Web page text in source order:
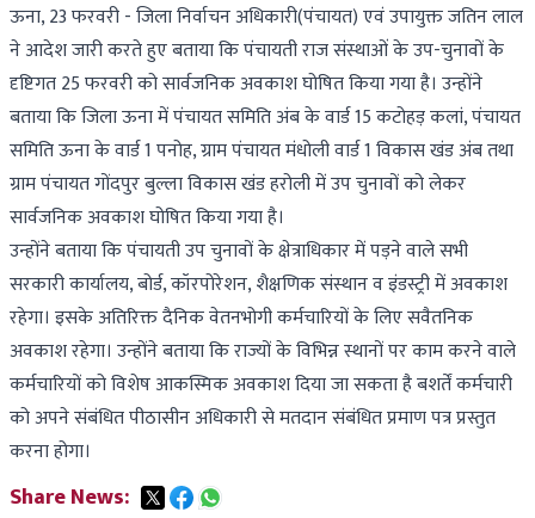
ऊना, 23 फरवरी - जिला निर्वाचन अधिकारी(पंचायत) एवं उपायुक्त जतिन लाल
ने आदेश जारी करते हुए बताया कि पंचायती राज संस्थाओं के उप-चुनावों के
दृष्टिगत 25 फरवरी को सार्वजनिक अवकाश घोषित किया गया है। उन्होंने
बताया कि जिला ऊना में पंचायत समिति अंब के वार्ड 15 कटोहड़ कलां, पंचायत
समिति ऊना के वार्ड 1 पनोह, ग्राम पंचायत मंधोली वार्ड 1 विकास खंड अंब तथा
ग्राम पंचायत गोंदपुर बुल्ला विकास खंड हरोली में उप चुनावों को लेकर
सार्वजनिक अवकाश घोषित किया गया है।
उन्होंने बताया कि पंचायती उप चुनावों के क्षेत्राधिकार में पड़ने वाले सभी
सरकारी कार्यालय, बोर्ड, कॉरपोरेशन, शैक्षणिक संस्थान व इंडस्ट्री में अवकाश
रहेगा। इसके अतिरिक्त दैनिक वेतनभोगी कर्मचारियों के लिए सवैतनिक
अवकाश रहेगा। उन्होंने बताया कि राज्यों के विभिन्न स्थानों पर काम करने वाले
कर्मचारियों को विशेष आकस्मिक अवकाश दिया जा सकता है बशर्तें कर्मचारी
को अपने संबंधित पीठासीन अधिकारी से मतदान संबंधित प्रमाण पत्र प्रस्तुत
करना होगा।
Share News: